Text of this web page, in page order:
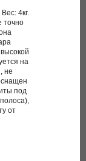
4кг.
точно
на
не
под
от